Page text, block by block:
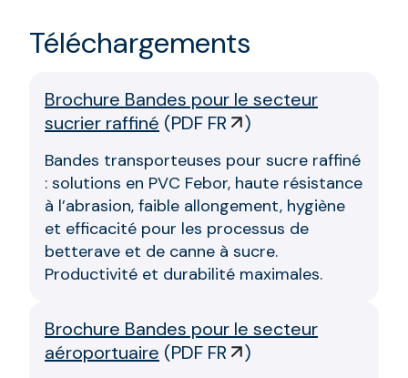
Téléchargements
Brochure Bandes pour le secteur
sucrier raffiné (PDF FR )
Bandes transporteuses pour sucre raffiné
: solutions en PVC Febor, haute résistance
à l’abrasion, faible allongement, hygiène
et efficacité pour les processus de
betterave et de canne à sucre.
Productivité et durabilité maximales.
Brochure Bandes pour le secteur
aéroportuaire (PDF FR )